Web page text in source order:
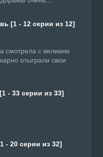
[1 - 12 серии из 12]
смотрела с великим
отыграли свои
- 33 серии из 33]
- 20 серии из 32]